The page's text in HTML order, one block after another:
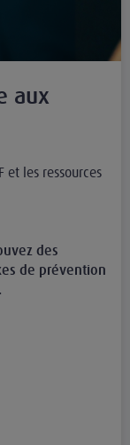
aux
et les ressources
des
de prévention